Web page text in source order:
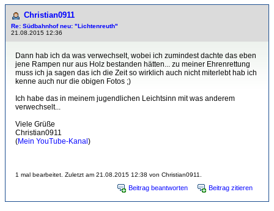
Christian0911
Re: Südbahnhof neu: "Lichtenreuth"
21.08.2015 12:36
Dann hab ich da was verwechselt, wobei ich zumindest dachte das eben
jene Rampen nur aus Holz bestanden hätten... zu meiner Ehrenrettung
muss ich ja sagen das ich die Zeit so wirklich auch nicht miterlebt hab ich
kenne auch nur die obigen Fotos ;)
Ich habe das in meinem jugendlichen Leichtsinn mit was anderem
verwechselt...
Viele Grüße
Christian0911
(Mein YouTube-Kanal )
1 mal bearbeitet. Zuletzt am 21.08.2015 12:38 von Christian0911.
Beitrag beantworten Beitrag zitieren